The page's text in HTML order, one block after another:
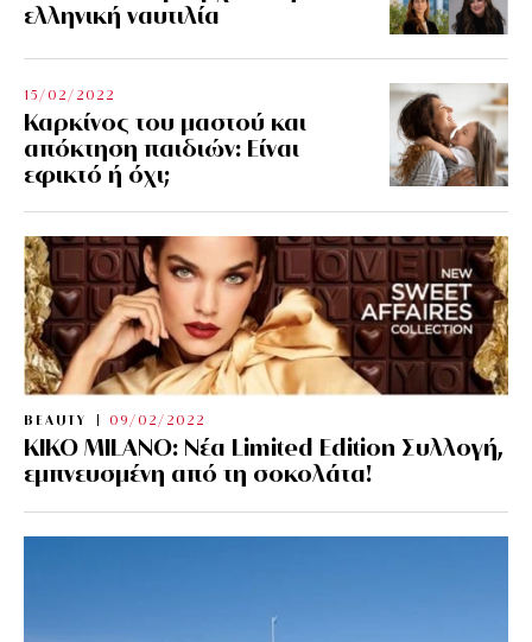
ελληνική ναυτιλία
15/02/2022
Καρκίνος του μαστού και
απόκτηση παιδιών: Είναι
εφικτό ή όχι;
BEAUTY 09/02/2022
KIKO MILANO: Νέα Limited Edition Συλλογή,
εμπνευσμένη από τη σοκολάτα!